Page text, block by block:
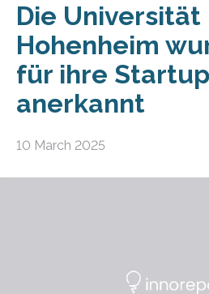
Die Universität
Hohenheim
für ihre
anerkannt
10 March 2025